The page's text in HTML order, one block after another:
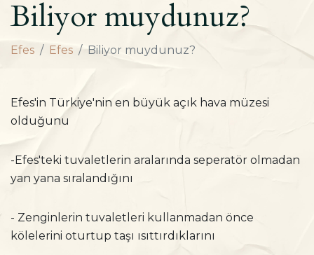
Biliyor muydunuz?
Efes Efes Biliyor muydunuz?
Efes'in Türkiye'nin en büyük açık hava müzesi
olduğunu
-Efes'teki tuvaletlerin aralarında seperatör olmadan
yan yana sıralandığını
- Zenginlerin tuvaletleri kullanmadan önce
kölelerini oturtup taşı ısıttırdıklarını